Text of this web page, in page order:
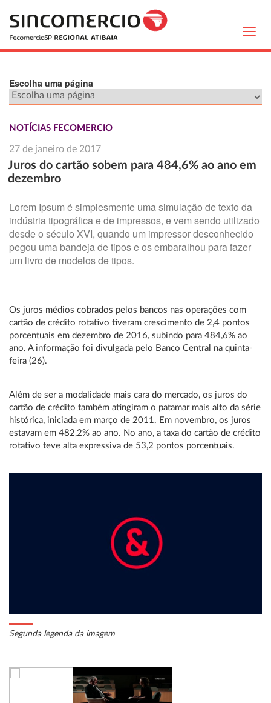
Escolha uma página
NOTÍCIAS FECOMERCIO
27 de janeiro de 2017
Juros do cartão sobem para 484,6% ao ano em
dezembro
Lorem Ipsum é simplesmente uma simulação de texto da
indústria tipográfica e de impressos, e vem sendo utilizado
desde o século XVI, quando um impressor desconhecido
pegou uma bandeja de tipos e os embaralhou para fazer
um livro de modelos de tipos.
Os juros médios cobrados pelos bancos nas operações com
cartão de crédito rotativo tiveram crescimento de 2,4 pontos
porcentuais em dezembro de 2016, subindo para 484,6% ao
ano. A informação foi divulgada pelo Banco Central na quinta-
feira (26).
Além de ser a modalidade mais cara do mercado, os juros do
cartão de crédito também atingiram o patamar mais alto da série
histórica, iniciada em março de 2011. Em novembro, os juros
estavam em 482,2% ao ano. No ano, a taxa do cartão de crédito
rotativo teve alta expressiva de 53,2 pontos porcentuais.
Segunda legenda da imagem